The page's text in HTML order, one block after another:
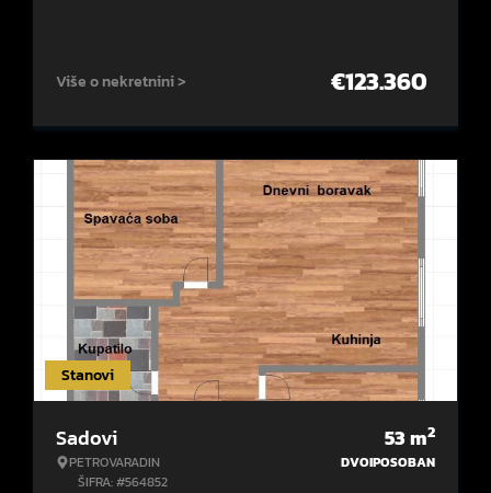
Više o nekretnini > €123.360
Stanovi
Sadovi
PETROVARADIN
ŠIFRA: #564852
53m2
DVOIPOSOBAN